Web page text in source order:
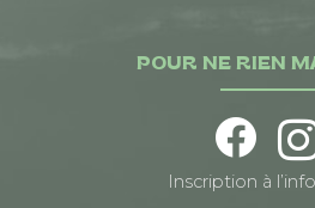
POUR NE RIEN
Inscription à